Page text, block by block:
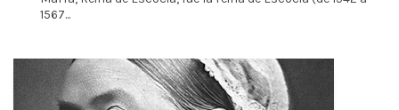
1567...